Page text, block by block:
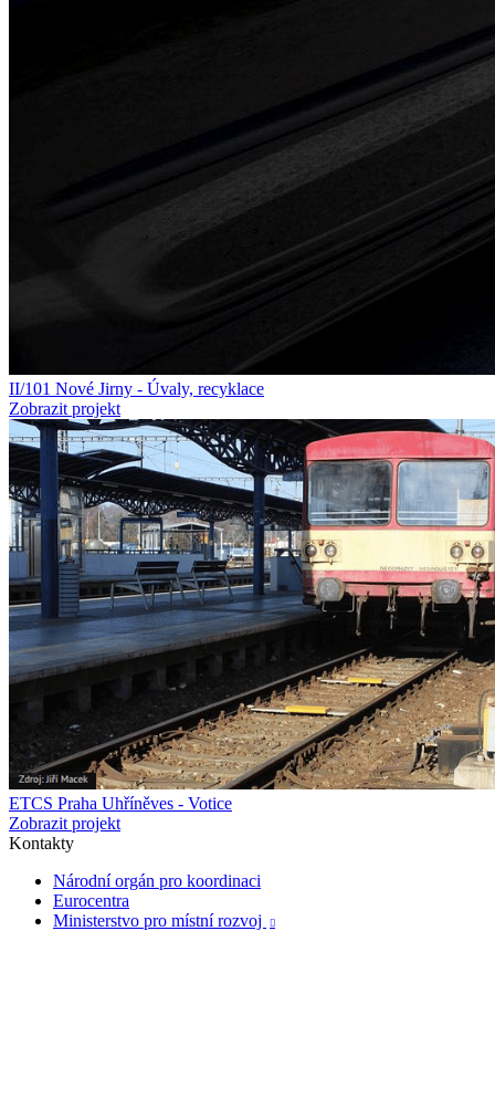
II/101 Nové Jirny - Úvaly, recyklace
Zobrazit projekt
ETCS Praha Uhříněves - Votice
Zobrazit projekt
Kontakty
Národní orgán pro koordinaci
Eurocentra
Ministerstvo pro místní rozvoj
